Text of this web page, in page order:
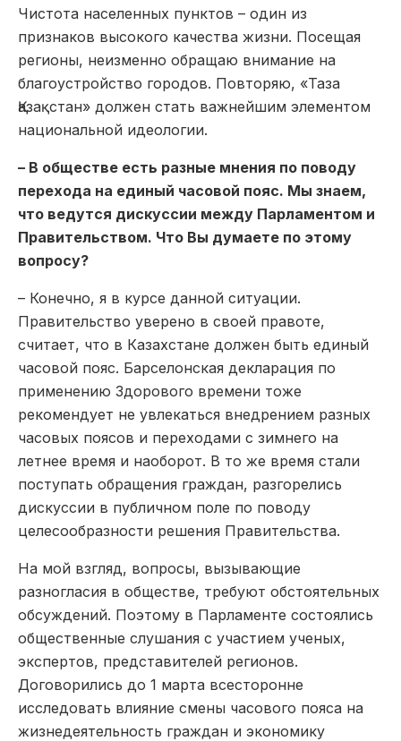
Чистота населенных пунктов – один из
признаков высокого качества жизни. Посещая
регионы, неизменно обращаю внимание на
благоустройство городов. Повторяю, «Таза
Қазақстан» должен стать важнейшим элементом
национальной идеологии.
– В обществе есть разные мнения по поводу
перехода на единый часовой пояс. Мы знаем,
что ведутся дискуссии между Парламентом и
Правительством. Что Вы думаете по этому
вопросу?
– Конечно, я в курсе данной ситуации.
Правительство уверено в своей правоте,
считает, что в Казахстане должен быть единый
часовой пояс. Барселонская декларация по
применению Здорового времени тоже
рекомендует не увлекаться внедрением разных
часовых поясов и переходами с зимнего на
летнее время и наоборот. В то же время стали
поступать обращения граждан, разгорелись
дискуссии в публичном поле по поводу
целесообразности решения Правительства.
На мой взгляд, вопросы, вызывающие
разногласия в обществе, требуют обстоятельных
обсуждений. Поэтому в Парламенте состоялись
общественные слушания с участием ученых,
экспертов, представителей регионов.
Договорились до 1 марта всесторонне
исследовать влияние смены часового пояса на
жизнедеятельность граждан и экономику